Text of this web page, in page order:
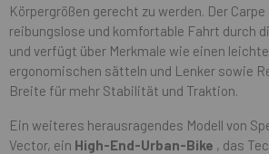
Körpergrößen gerecht zu werden. Der
reibungslose und komfortable Fahrt durch
und verfügt über Merkmale wie einen
ergonomischen sätteln und Lenker sowie
Breite für mehr Stabilität und Traktion.
Ein weiteres herausragendes Modell von
Vector, ein High-End-Urban-Bike , das